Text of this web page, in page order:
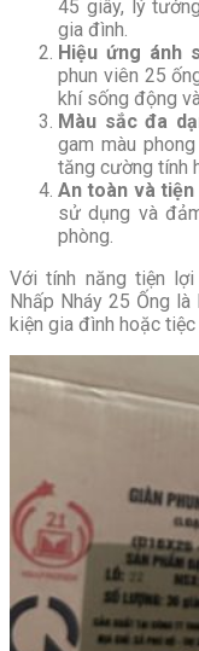
45 giây, lý
gia đình.
Hiệu ứng ánh
phun viên 25
khí sống động
Màu sắc đa
gam màu
tăng cường tính
An toàn và tiện
sử dụng và
phòng.
Với tính năng tiện
Nhấp Nháy 25 Ống
kiện gia đình hoặc tiệc